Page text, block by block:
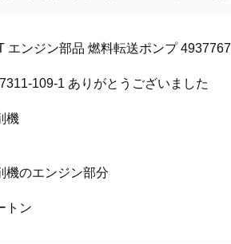
エンジン部品 燃料転送ポンプ 4937767
109-1 ありがとうございました
機
機のエンジン部分
トン